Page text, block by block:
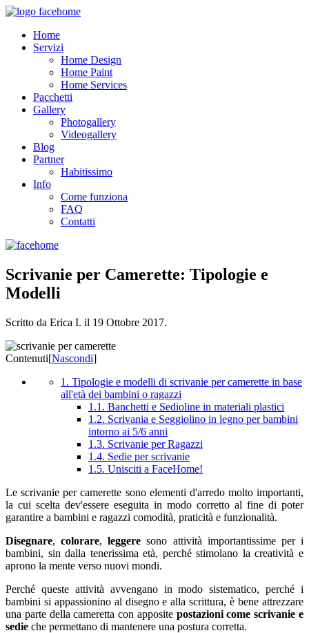
Home
Servizi
Home Design
Home Paint
Home Services
Pacchetti
Gallery
Photogallery
Videogallery
Blog
Partner
Habitissimo
Info
Come funziona
FAQ
Contatti
Scrivanie per Camerette: Tipologie e
Modelli
Scritto da Erica I. il 19 Ottobre 2017.
Contenuti[Nascondi]
1. Tipologie e modelli di scrivanie per camerette in base
all'età dei bambini o ragazzi
1.1. Banchetti e Sedioline in materiali plastici
1.2. Scrivania e Seggiolino in legno per bambini
intorno ai 5/6 anni
1.3. Scrivanie per Ragazzi
1.4. Sedie per scrivanie
1.5. Unisciti a FaceHome!
Le scrivanie per camerette sono elementi d'arredo molto importanti,
la cui scelta dev'essere eseguita in modo corretto al fine di poter
garantire a bambini e ragazzi comodità, praticità e funzionalità.
Disegnare,colorare,leggere sono attività importantissime per i
bambini, sin dalla tenerissima età, perché stimolano la creatività e
aprono la mente verso nuovi mondi.
Perché queste attività avvengano in modo sistematico, perché i
bambini si appassionino al disegno e alla scrittura, è bene attrezzare
una parte della cameretta con apposite postazioni come scrivanie e
sedie che permettano di mantenere una postura corretta.